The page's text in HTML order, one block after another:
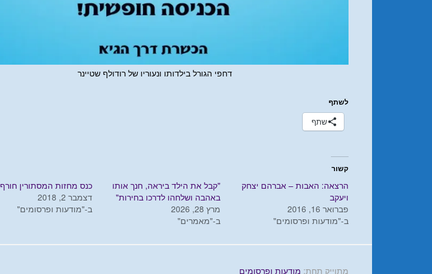
דחפי הגורל בילדותו ונעוריו של רודולף שטיינר
לשתף
שתף
קשור
הרצאה: האבות – אברהם יצחק
ויעקב
פברואר 16, 2016
ב-"מודעות ופרסומים"
"קבל את הילד ביראה, חנך אותו
באהבה ושלחהו לדרכו בחירות"
מרץ 28, 2026
ב-"מאמרים"
כנס מחזות המסתורין חורף 2018
דצמבר 2, 2018
ב-"מודעות ופרסומים"
מתוייק תחת: מודעות ופרסומים